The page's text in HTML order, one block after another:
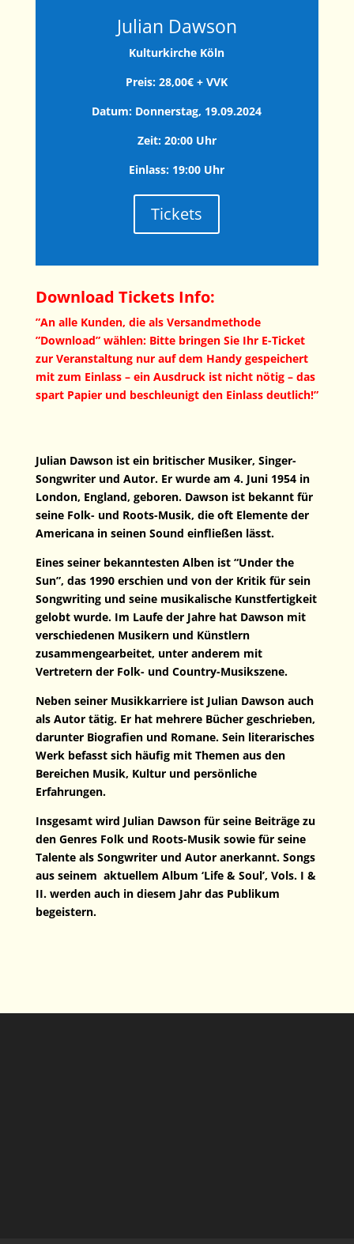
Julian Dawson
Kulturkirche Köln
Preis: 28,00€ + VVK
Datum: Donnerstag, 19.09.2024
Zeit: 20:00 Uhr
Einlass: 19:00 Uhr
Tickets
Download Tickets Info:
”An alle Kunden, die als Versandmethode
”Download” wählen: Bitte bringen Sie Ihr E-Ticket
zur Veranstaltung nur auf dem Handy gespeichert
mit zum Einlass – ein Ausdruck ist nicht nötig – das
spart Papier und beschleunigt den Einlass deutlich!”
Julian Dawson ist ein britischer Musiker, Singer-
Songwriter und Autor. Er wurde am 4. Juni 1954 in
London, England, geboren. Dawson ist bekannt für
seine Folk- und Roots-Musik, die oft Elemente der
Americana in seinen Sound einfließen lässt.
Eines seiner bekanntesten Alben ist “Under the
Sun”, das 1990 erschien und von der Kritik für sein
Songwriting und seine musikalische Kunstfertigkeit
gelobt wurde. Im Laufe der Jahre hat Dawson mit
verschiedenen Musikern und Künstlern
zusammengearbeitet, unter anderem mit
Vertretern der Folk- und Country-Musikszene.
Neben seiner Musikkarriere ist Julian Dawson auch
als Autor tätig. Er hat mehrere Bücher geschrieben,
darunter Biografien und Romane. Sein literarisches
Werk befasst sich häufig mit Themen aus den
Bereichen Musik, Kultur und persönliche
Erfahrungen.
Insgesamt wird Julian Dawson für seine Beiträge zu
den Genres Folk und Roots-Musik sowie für seine
Talente als Songwriter und Autor anerkannt. Songs
aus seinem aktuellem Album ‘Life & Soul’, Vols. I &
II. werden auch in diesem Jahr das Publikum
begeistern.